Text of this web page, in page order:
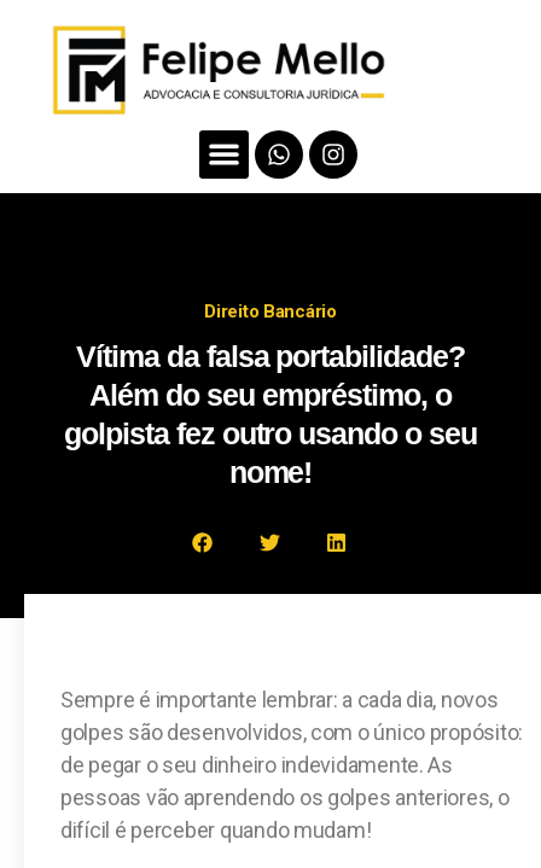
Direito Bancário
Vítima da falsa portabilidade?
Além do seu empréstimo, o
golpista fez outro usando o seu
nome!
Sempre é importante lembrar: a cada dia, novos
golpes são desenvolvidos, com o único propósito:
de pegar o seu dinheiro indevidamente. As
pessoas vão aprendendo os golpes anteriores, o
difícil é perceber quando mudam!